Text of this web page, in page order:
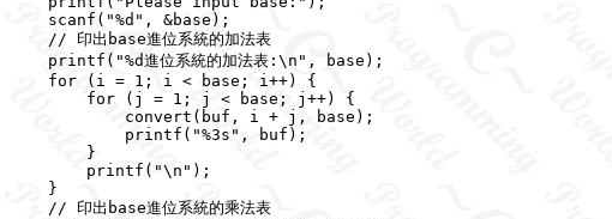
    scanf("%d", &base);
    // 印出base進位系統的加法表
    printf("%d進位系統的加法表:\n", base);
    for (i = 1; i < base; i++) {
        for (j = 1; j < base; j++) {
            convert(buf, i + j, base);
            printf("%3s", buf);
        }
        printf("\n");
    }
    // 印出base進位系統的乘法表